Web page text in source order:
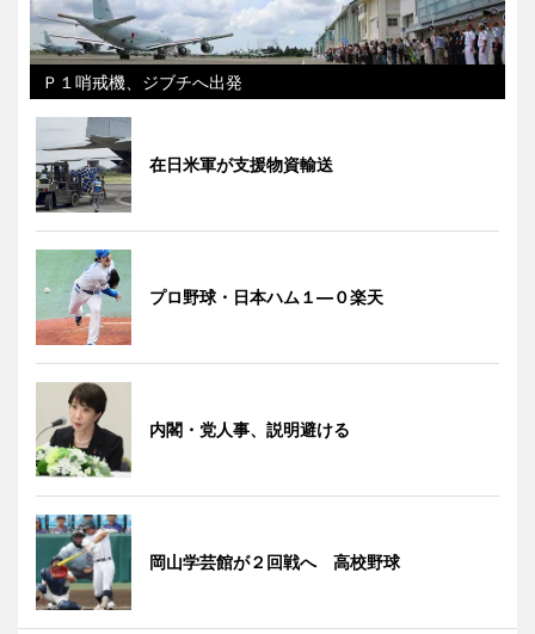
Ｐ１哨戒機、ジブチへ出発
在日米軍が支援物資輸送
プロ野球・日本ハム１―０楽天
内閣・党人事、説明避ける
岡山学芸館が２回戦へ 高校野球